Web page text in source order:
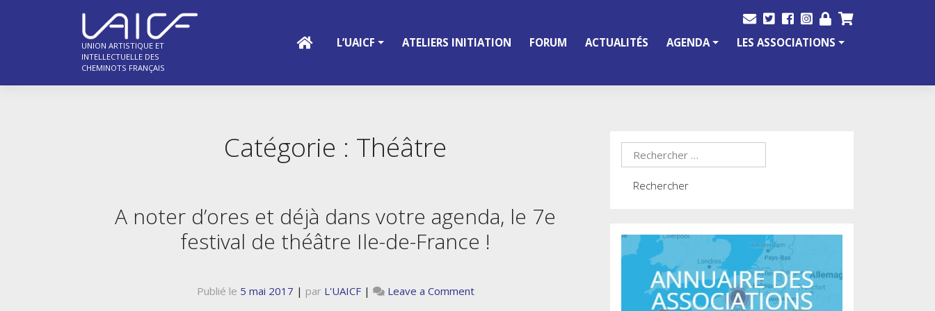
UNION ARTISTIQUE ET
INTELLECTUELLE DES
CHEMINOTS FRANÇAIS
L’UAICF ATELIERS INITIATION FORUM ACTUALITÉS AGENDA LES ASSOCIATIONS
Catégorie : Théâtre
A noter d’ores et déjà dans votre agenda, le 7e
festival de théâtre Ile-de-France !
Publié le 5 mai 2017 | par L'UAICF| Leave a Commenton